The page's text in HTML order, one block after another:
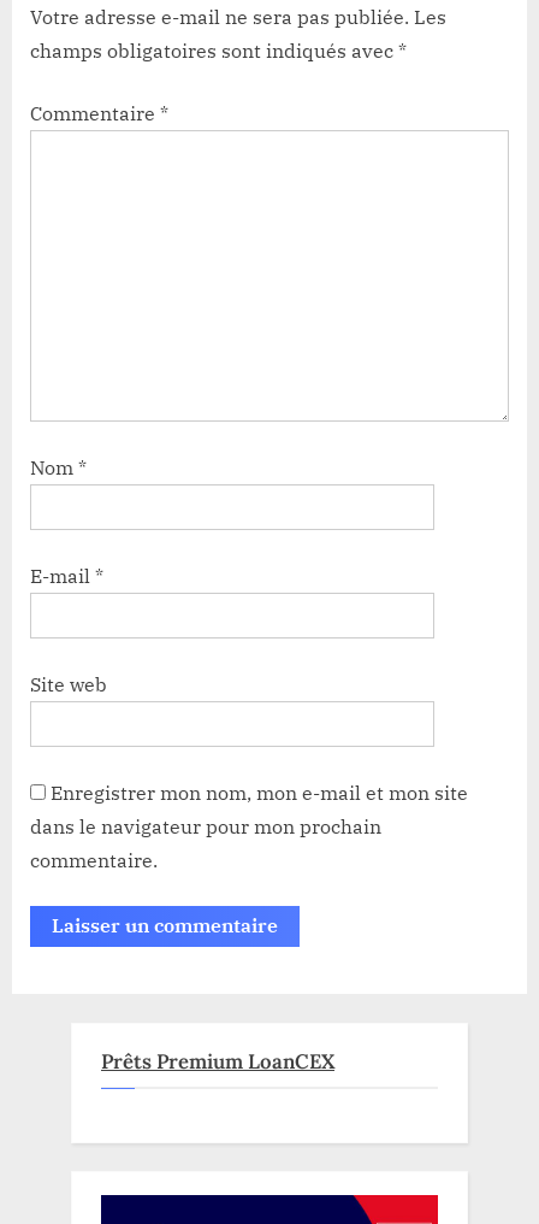
Votre adresse e-mail ne sera pas publiée. Les
champs obligatoires sont indiqués avec *
Commentaire *
Nom *
E-mail *
Site web
Enregistrer mon nom, mon e-mail et mon site
dans le navigateur pour mon prochain
commentaire.
Prêts Premium LoanCEX